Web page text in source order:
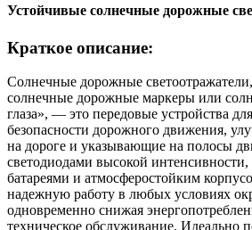
Устойчивые солнечные дорожные
Краткое описание:
Солнечные дорожные
солнечные дорожные маркеры или
глаза», — это передовые устройства
безопасности дорожного движения,
на дороге и указывающие на полосы
светодиодами высокой
батареями и атмосферостойким
надежную работу в любых условиях
одновременно снижая
техническое обслуживание. Идеально